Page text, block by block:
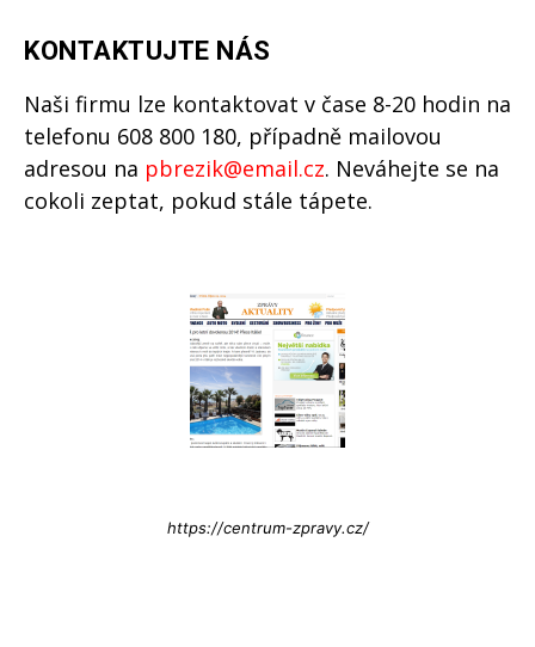
KONTAKTUJTE NÁS
Naši firmu lze kontaktovat v čase 8-20 hodin na
telefonu 608 800 180, případně mailovou
adresou na pbrezik@email.cz. Neváhejte se na
cokoli zeptat, pokud stále tápete.
https://centrum-zpravy.cz/